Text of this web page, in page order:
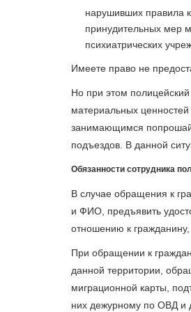
нарушивших правила
принудительных мер
психиатрических
Имеете право не
Но при этом
материальных
занимающимся
подъездов. В данной
Обязанности сотрудника
В случае обращения к
и ФИО, предъявить
отношению к
При обращении к
данной территории,
миграционной карты,
них дежурному по ОВД и